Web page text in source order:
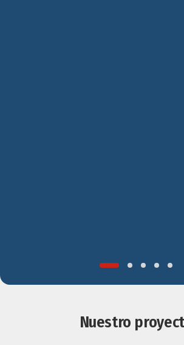
Nuestro